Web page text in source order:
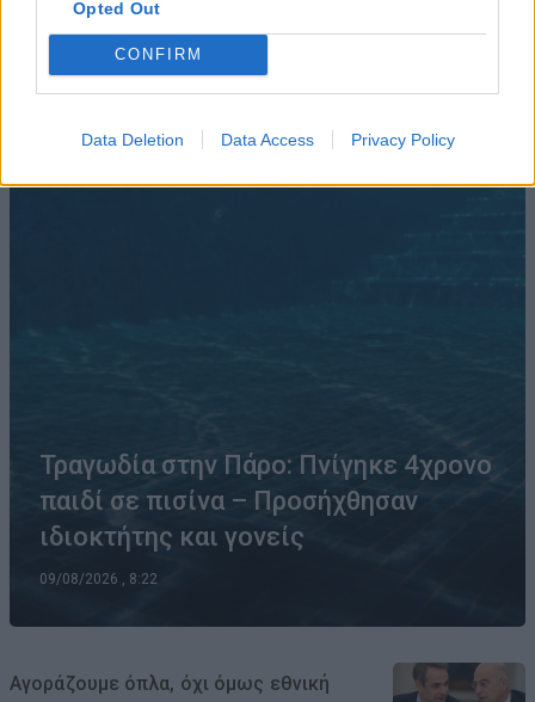
Opted Out
CONFIRM
Data Deletion Data Access Privacy Policy
Τραγωδία στην Πάρο: Πνίγηκε 4χρονο
παιδί σε πισίνα – Προσήχθησαν
ιδιοκτήτης και γονείς
09/08/2026 , 8:22
Αγοράζουμε όπλα, όχι όμως εθνική